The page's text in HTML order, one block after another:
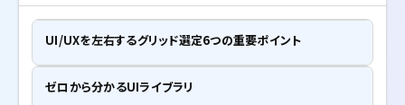
UI/UXを左右するグリッド選定6つの重要ポイント
ゼロから分かるUIライブラリ